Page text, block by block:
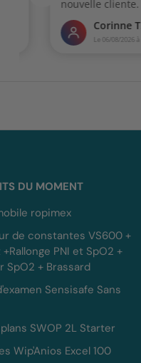
DU MOMENT
ropimex
de constantes VS600 +
PNI et SpO2 +
SpO2 + Brassard
Sensisafe Sans
SWOP 2L Starter
Wip'Anios Excel 100